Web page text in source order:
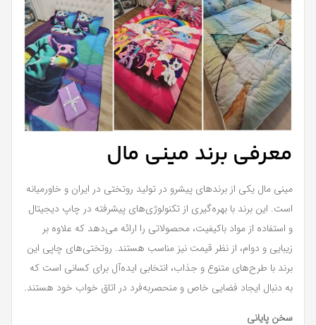
معرفی برند مینی مال
مینی مال یکی از برندهای پیشرو در تولید روتختی در ایران و خاورمیانه
است. این برند با بهره‌گیری از تکنولوژی‌های پیشرفته در چاپ دیجیتال
و استفاده از مواد باکیفیت، محصولاتی را ارائه می‌دهد که علاوه بر
زیبایی و دوام، از نظر قیمت نیز مناسب هستند. روتختی‌های چاپی این
برند با طرح‌های متنوع و جذاب، انتخابی ایده‌آل برای کسانی است که
به دنبال ایجاد فضایی خاص و منحصربه‌فرد در اتاق خواب خود هستند.
سخن پایانی